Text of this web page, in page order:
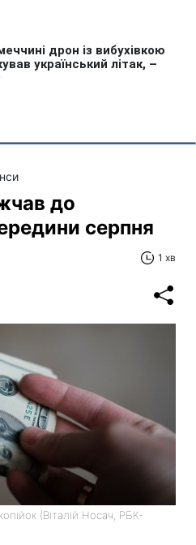
до
серпня
1 хв
(Віталій Носач, РБК-